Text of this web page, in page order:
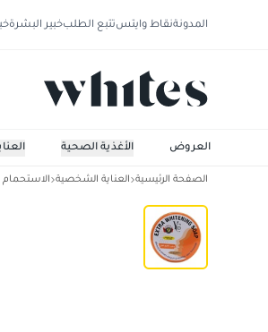
المدونةنقاط وايتستتبع الطلبخبير البشرة
الأغذية الصحية العروض
الصفحة الرئيسية العناية الشخصية الاستحمام